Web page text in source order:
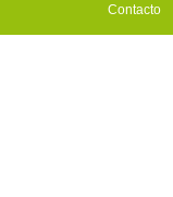
Contacto